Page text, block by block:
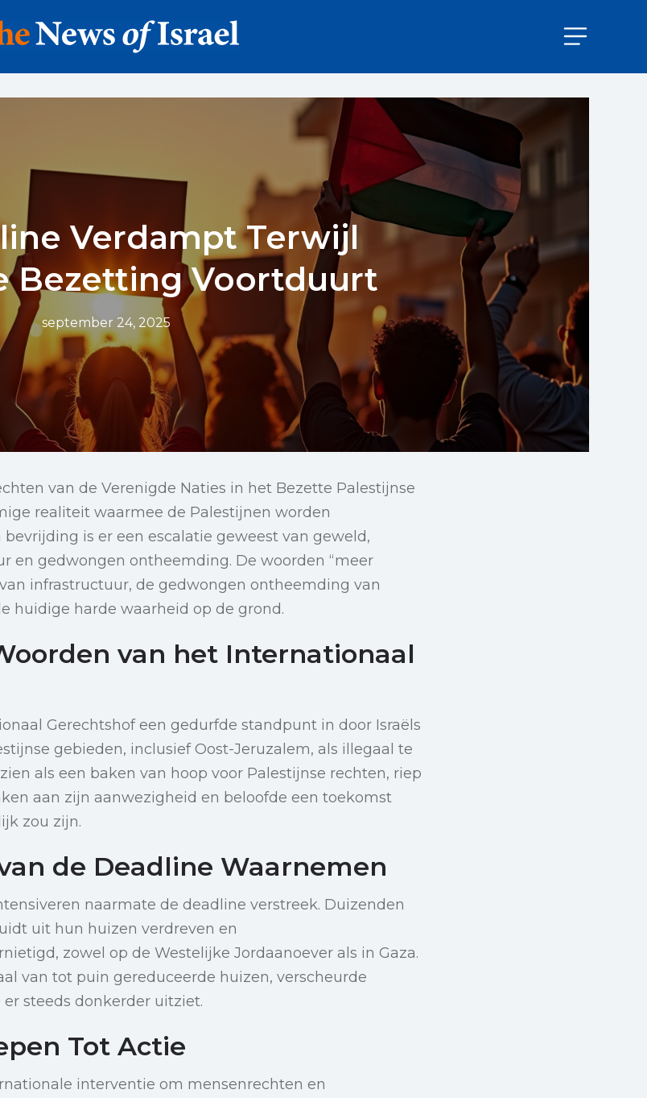
Verdampt Terwijl
Bezetting Voortduurt
september 24, 2025
van de Verenigde Naties in het Bezette Palestijnse
realiteit waarmee de Palestijnen worden
is er een escalatie geweest van geweld,
en gedwongen ontheemding. De woorden “meer
infrastructuur, de gedwongen ontheemding van
huidige harde waarheid op de grond.
van het Internationaal
Gerechtshof een gedurfde standpunt in door Israëls
gebieden, inclusief Oost-Jeruzalem, als illegaal te
als een baken van hoop voor Palestijnse rechten, riep
aan zijn aanwezigheid en beloofde een toekomst
zou zijn.
de Deadline Waarnemen
naarmate de deadline verstreek. Duizenden
uit hun huizen verdreven en
zowel op de Westelijke Jordaanoever als in Gaza.
van tot puin gereduceerde huizen, verscheurde
steeds donkerder uitziet.
Tot Actie
interventie om mensenrechten en